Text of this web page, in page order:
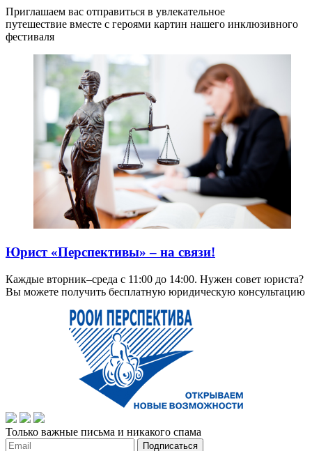
Приглашаем вас отправиться в увлекательное
путешествие вместе с героями картин нашего инклюзивного
фестиваля
Юрист «Перспективы» – на связи!
Каждые вторник–среда с 11:00 до 14:00. Нужен совет юриста?
Вы можете получить бесплатную юридическую консультацию
Только важные письма и никакого спама